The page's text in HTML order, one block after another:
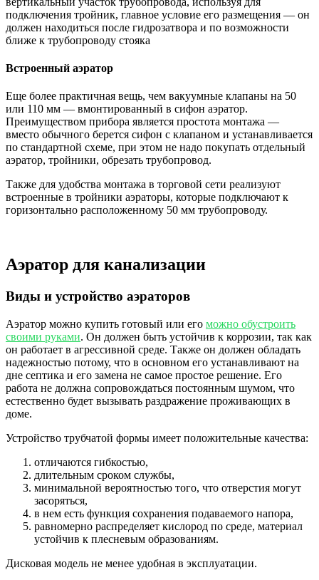
подключения тройник, главное условие его размещения — он
должен находиться после гидрозатвора и по возможности
ближе к трубопроводу стояка
Встроенный аэратор
Еще более практичная вещь, чем вакуумные клапаны на 50
или 110 мм — вмонтированный в сифон аэратор.
Преимуществом прибора является простота монтажа —
вместо обычного берется сифон с клапаном и устанавливается
по стандартной схеме, при этом не надо покупать отдельный
аэратор, тройники, обрезать трубопровод.
Также для удобства монтажа в торговой сети реализуют
встроенные в тройники аэраторы, которые подключают к
горизонтально расположенному 50 мм трубопроводу.
Аэратор для канализации
Виды и устройство аэраторов
Аэратор можно купить готовый или его можно обустроить
своими руками. Он должен быть устойчив к коррозии, так как
он работает в агрессивной среде. Также он должен обладать
надежностью потому, что в основном его устанавливают на
дне септика и его замена не самое простое решение. Его
работа не должна сопровождаться постоянным шумом, что
естественно будет вызывать раздражение проживающих в
доме.
Устройство трубчатой формы имеет положительные качества:
отличаются гибкостью,
длительным сроком службы,
минимальной вероятностью того, что отверстия могут
засоряться,
в нем есть функция сохранения подаваемого напора,
равномерно распределяет кислород по среде, материал
устойчив к плесневым образованиям.
Дисковая модель не менее удобная в эксплуатации.